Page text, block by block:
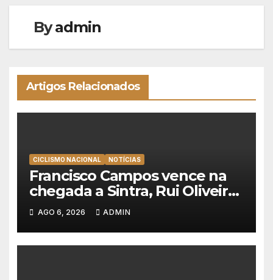
Byadmin
Artigos Relacionados
CICLISMO NACIONAL NOTÍCIAS
Francisco Campos vence na
chegada a Sintra, Rui Oliveira
veste de amarelo na Volta a
Portugal
AGO 6, 2026 ADMIN